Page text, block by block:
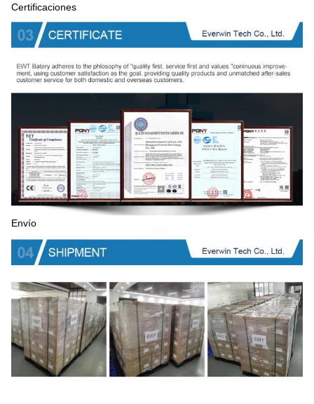
Certificaciones
Envío